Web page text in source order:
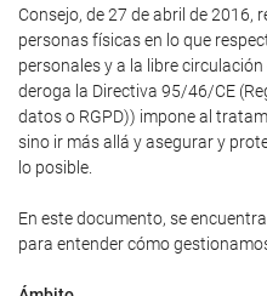
Consejo, de 27 de abril de 2016,
personas físicas en lo que
personales y a la libre
deroga la Directiva 95/46/CE
datos o RGPD)) impone al
sino ir más allá y asegurar y
lo posible.
En este documento, se
para entender cómo